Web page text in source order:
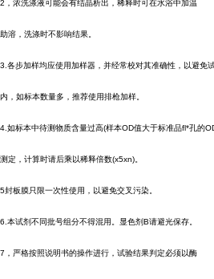
2，浓洗涤液可能会有结晶析出，稀释时可在水浴中加温
助溶，洗涤时不影响结果。
3.各步加样均应使用加样器，并经常校对其准确性，以避免
内，如标本数量多，推荐使用排枪加样。
4.如标本中待测物质含量过高(样本OD值大于标准品fl*孔的
测定，计算时请后乘以稀释倍数(x5xn)。
5封板膜只限一次性使用，以避免交叉污染。
6.本试剂不同批号组分不得混用。显色剂B请避光保存。
7，严格按照说明书的操作进行，试验结果判定必须以酶